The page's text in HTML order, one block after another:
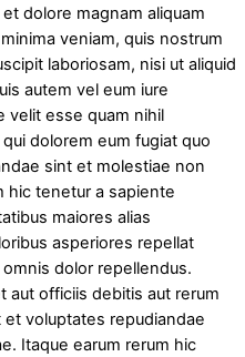
dolore magnam aliquam
veniam, quis nostrum
laboriosam, nisi ut aliquid
autem vel eum iure
velit esse quam nihil
dolorem eum fugiat quo
sint et molestiae non
hic tenetur a sapiente
maiores alias
asperiores repellat
dolor repellendus.
aut officiis debitis aut rerum
voluptates repudiandae
Itaque earum rerum hic